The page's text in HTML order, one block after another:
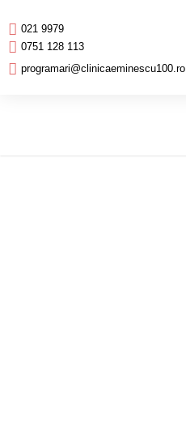
021 9979
0751 128 113
programari@clinicaeminescu100.ro